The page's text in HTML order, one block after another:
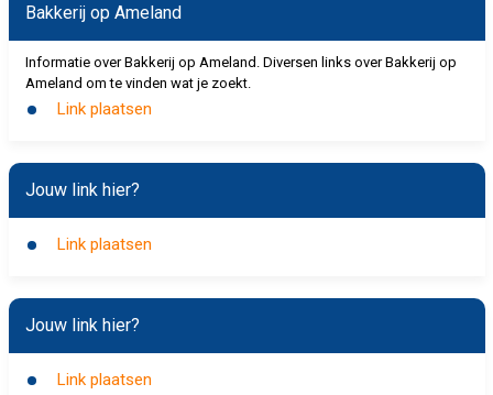
Bakkerij op Ameland
Informatie over Bakkerij op Ameland. Diversen links over Bakkerij op
Ameland om te vinden wat je zoekt.
Link plaatsen
Jouw link hier?
Link plaatsen
Jouw link hier?
Link plaatsen